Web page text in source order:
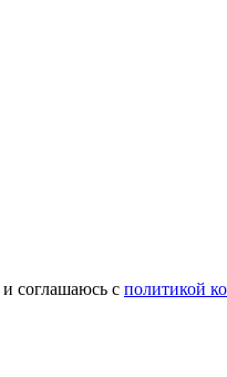
и соглашаюсь с политикой